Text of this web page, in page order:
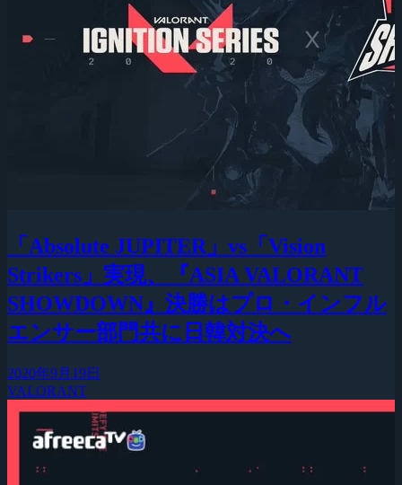
「Absolute JUPITER」vs「Vision
Strikers」実現、『ASIA VALORANT
SHOWDOWN』決勝はプロ・インフル
エンサー部門共に日韓対決へ
2020年9月19日
VALORANT